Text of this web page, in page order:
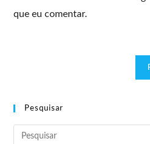
que eu comentar.
Pesquisar